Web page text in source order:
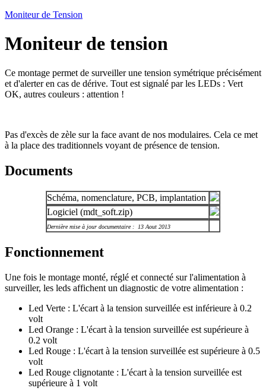
Moniteur de Tension
Moniteur de tension
Ce montage permet de surveiller une tension symétrique précisément
et d'alerter en cas de dérive. Tout est signalé par les LEDs : Vert
OK, autres couleurs : attention !
Pas d'excès de zèle sur la face avant de nos modulaires. Cela ce met
à la place des traditionnels voyant de présence de tension.
Documents
Schéma, nomenclature, PCB, implantation
Logiciel (mdt_soft.zip)
Dernière mise à jour documentaire : 13 Aout 2013
Fonctionnement
Une fois le montage monté, réglé et connecté sur l'alimentation à
surveiller, les leds affichent un diagnostic de votre alimentation :
Led Verte : L'écart à la tension surveillée est inférieure à 0.2
volt
Led Orange : L'écart à la tension surveillée est supérieure à
0.2 volt
Led Rouge : L'écart à la tension surveillée est supérieure à 0.5
volt
Led Rouge clignotante : L'écart à la tension surveillée est
supérieure à 1 volt